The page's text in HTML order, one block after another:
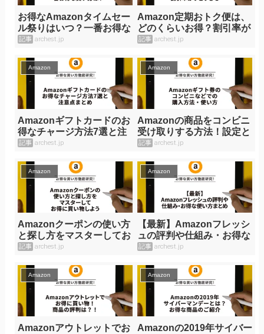
お得なAmazonタイムセー
ル祭りはいつ？一番お得な
買い方は？
記事 archest.jp
Amazon定期おトク便は、
どのくらいお得？割引率が
すごすぎる
記事 archest.jp
Amazon
Amazonギフトカードのお
得なチャージ方法7選と注
意点まとめ
記事 archest.jp
Amazon
Amazonの商品をコンビニ
受け取りする方法！設定と
流れ
記事 archest.jp
Amazon
Amazonクーポンの使い方
と探し方をマスターしてお
得に買い物しよう
記事 archest.jp
Amazon
【最新】Amazonフレッシ
ュの評判や仕組み・お得な
使い方まとめ
記事 archest.jp
Amazon
Amazonアウトレットでお
Amazon
Amazonの2019年サイバー